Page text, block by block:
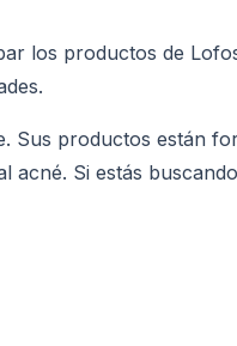
los productos de
Sus productos están
acné. Si estás